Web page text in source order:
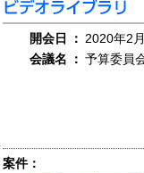
開会日 ： 2020年2
会議名
： 予算委員
案件：